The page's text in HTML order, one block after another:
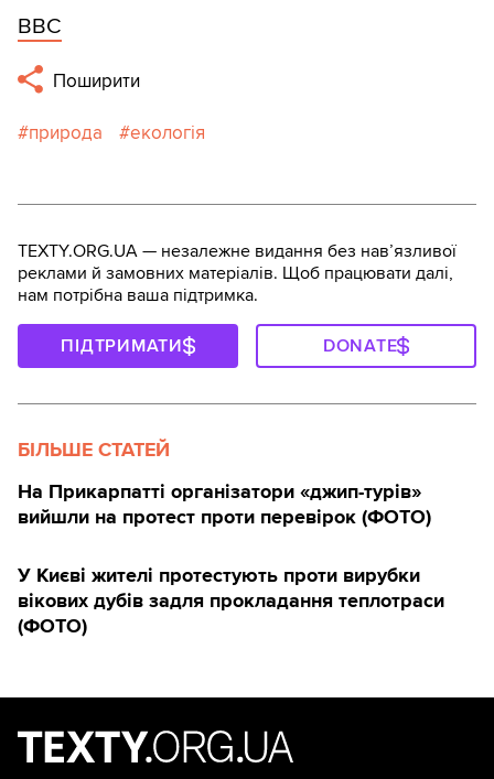
BBC
Поширити
природа екологія
TEXTY.ORG.UA — незалежне видання без навʼязливої
реклами й замовних матеріалів. Щоб працювати далі,
нам потрібна ваша підтримка.
ПІДТРИМАТИ DONATE
БІЛЬШЕ СТАТЕЙ
На Прикарпатті організатори «джип-турів»
вийшли на протест проти перевірок (ФОТО)
У Києві жителі протестують проти вирубки
вікових дубів задля прокладання теплотраси
(ФОТО)